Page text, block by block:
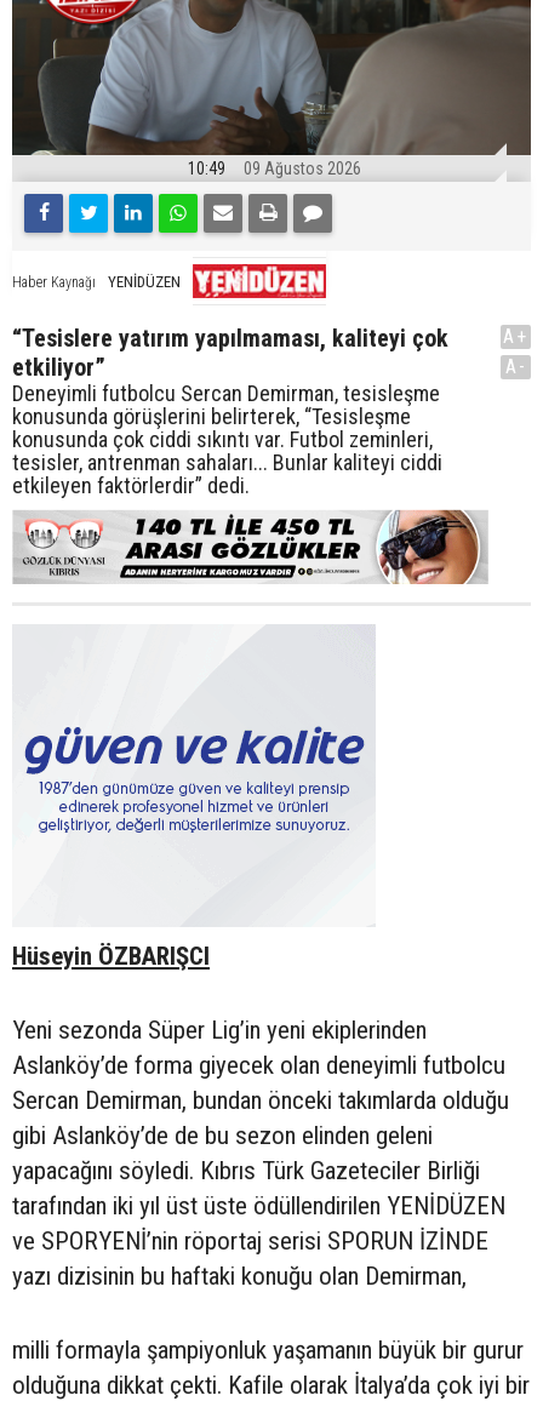
10:49 09 Ağustos 2026
Haber Kaynağı YENİDÜZEN
“Tesislere yatırım yapılmaması, kaliteyi çok
etkiliyor”
Deneyimli futbolcu Sercan Demirman, tesisleşme
konusunda görüşlerini belirterek, “Tesisleşme
konusunda çok ciddi sıkıntı var. Futbol zeminleri,
tesisler, antrenman sahaları... Bunlar kaliteyi ciddi
etkileyen faktörlerdir” dedi.
A+
A-
Hüseyin ÖZBARIŞCI
Yeni sezonda Süper Lig’in yeni ekiplerinden
Aslanköy’de forma giyecek olan deneyimli futbolcu
Sercan Demirman, bundan önceki takımlarda olduğu
gibi Aslanköy’de de bu sezon elinden geleni
yapacağını söyledi. Kıbrıs Türk Gazeteciler Birliği
tarafından iki yıl üst üste ödüllendirilen YENİDÜZEN
ve SPORYENİ’nin röportaj serisi SPORUN İZİNDE
yazı dizisinin bu haftaki konuğu olan Demirman,
milli formayla şampiyonluk yaşamanın büyük bir gurur
olduğuna dikkat çekti. Kafile olarak İtalya’da çok iyi bir